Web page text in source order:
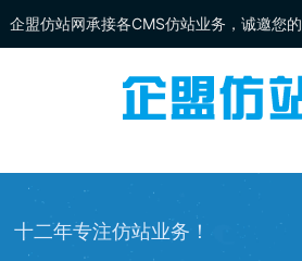
企盟仿站网承接各CMS仿站业务，诚邀您的
DEDECMS仿站 、
、网站兼容等服务，欢迎您的访问！
十二年专注仿站业务！